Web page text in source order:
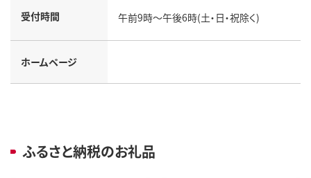
受付時間 午前9時～午後6時(土・日・祝除く)
ホームページ
ふるさと納税のお礼品